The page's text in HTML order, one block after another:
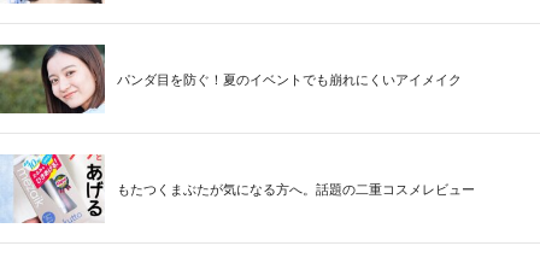
パンダ目を防ぐ！夏のイベントでも崩れにくいアイメイク
もたつくまぶたが気になる方へ。話題の二重コスメレビュー